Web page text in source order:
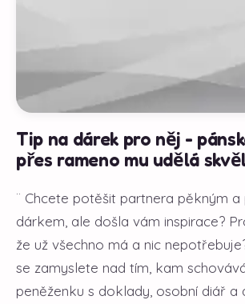
Tip na dárek pro něj -
přes rameno mu udělá
¨ Chcete potěšit partnera pěkným
dárkem, ale došla vám inspirace?
že už všechno má a nic
se zamyslete nad tím, kam
peněženku s doklady, osobní diář a